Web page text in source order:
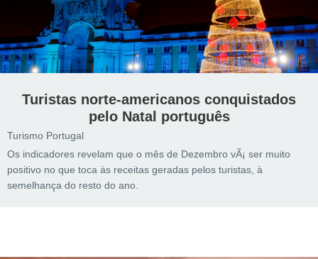
Turistas norte-americanos conquistados
pelo Natal português
Turismo Portugal
Os indicadores revelam que o mês de Dezembro vÃ¡ ser muito
positivo no que toca às receitas geradas pelos turistas, à
semelhança do resto do ano.